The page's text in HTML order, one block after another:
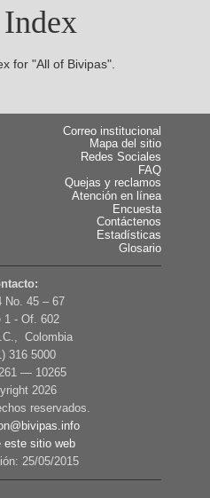
for "All of Bivipas".
Correo institucional
Mapa del sitio
Redes Sociales
FAQ
Quejas y reclamos
Atención en línea
Encuesta
Contáctenos
Estadísticas
Glosario
No. 45 – 67
1 - Of. 602
Colombia
316 5000
— 10265
2026
reservados.
este sitio web
25/05/2015